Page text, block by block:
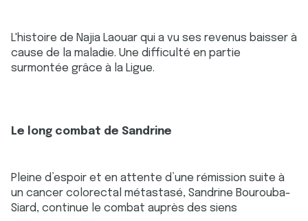
L'histoire de Najia Laouar qui a vu ses revenus baisser à
cause de la maladie. Une difficulté en partie
surmontée grâce à la Ligue.
Le long combat de Sandrine
Pleine d’espoir et en attente d’une rémission suite à
un cancer colorectal métastasé, Sandrine Bourouba-
Siard, continue le combat auprès des siens